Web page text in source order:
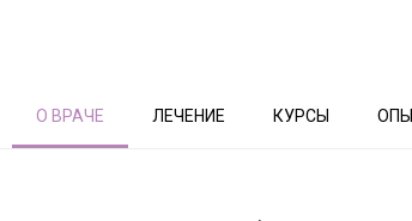
О ВРАЧЕ ЛЕЧЕНИЕ КУРСЫ